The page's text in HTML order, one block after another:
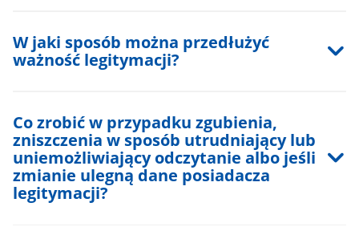
W jaki sposób można przedłużyć
ważność legitymacji?
Co zrobić w przypadku zgubienia,
zniszczenia w sposób utrudniający lub
uniemożliwiający odczytanie albo jeśli
zmianie ulegną dane posiadacza
legitymacji?